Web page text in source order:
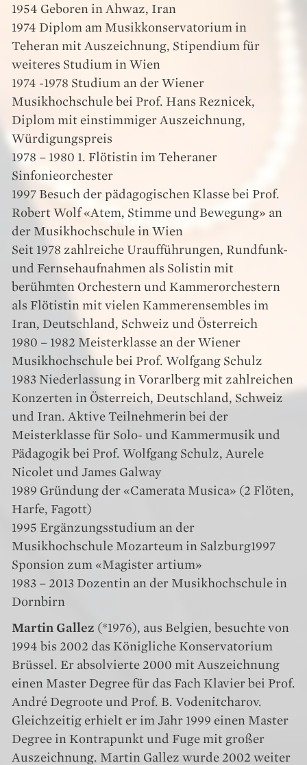
1954 Geboren in Ahwaz, Iran
1974 Diplom am Musikkonservatorium in
Teheran mit Auszeichnung, Stipendium für
weiteres Studium in Wien
1974 -1978 Studium an der Wiener
Musikhochschule bei Prof. Hans Reznicek,
Diplom mit einstimmiger Auszeichnung,
Würdigungspreis
1978 – 1980 1. Flötistin im Teheraner
Sinfonieorchester
1997 Besuch der pädagogischen Klasse bei Prof.
Robert Wolf «Atem, Stimme und Bewegung» an
der Musikhochschule in Wien
Seit 1978 zahlreiche Uraufführungen, Rundfunk-
und Fernsehaufnahmen als Solistin mit
berühmten Orchestern und Kammerorchestern
als Flötistin mit vielen Kammerensembles im
Iran, Deutschland, Schweiz und Österreich
1980 – 1982 Meisterklasse an der Wiener
Musikhochschule bei Prof. Wolfgang Schulz
1983 Niederlassung in Vorarlberg mit zahlreichen
Konzerten in Österreich, Deutschland, Schweiz
und Iran. Aktive Teilnehmerin bei der
Meisterklasse für Solo- und Kammermusik und
Pädagogik bei Prof. Wolfgang Schulz, Aurele
Nicolet und James Galway
1989 Gründung der «Camerata Musica» (2 Flöten,
Harfe, Fagott)
1995 Ergänzungsstudium an der
Musikhochschule Mozarteum in Salzburg1997
Sponsion zum «Magister artium»
1983 – 2013 Dozentin an der Musikhochschule in
Dornbirn
Martin Gallez (*1976), aus Belgien, besuchte von
1994 bis 2002 das Königliche Konservatorium
Brüssel. Er absolvierte 2000 mit Auszeichnung
einen Master Degree für das Fach Klavier bei Prof.
André Degroote und Prof. B. Vodenitcharov.
Gleichzeitig erhielt er im Jahr 1999 einen Master
Degree in Kontrapunkt und Fuge mit großer
Auszeichnung. Martin Gallez wurde 2002 weiter